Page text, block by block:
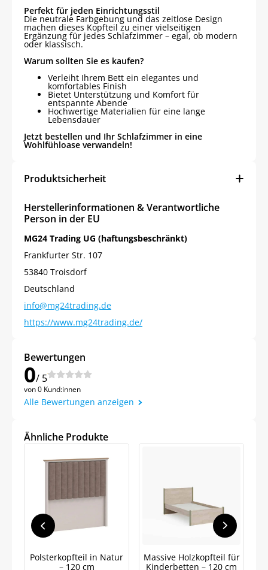
Perfekt für jeden Einrichtungsstil
Die neutrale Farbgebung und das zeitlose Design
machen dieses Kopfteil zu einer vielseitigen
Ergänzung für jedes Schlafzimmer – egal, ob modern
oder klassisch.
Warum sollten Sie es kaufen?
Verleiht Ihrem Bett ein elegantes und
komfortables Finish
Bietet Unterstützung und Komfort für
entspannte Abende
Hochwertige Materialien für eine lange
Lebensdauer
Jetzt bestellen und Ihr Schlafzimmer in eine
Wohlfühloase verwandeln!
Produktsicherheit
Herstellerinformationen & Verantwortliche
Person in der EU
MG24 Trading UG (haftungsbeschränkt)
Frankfurter Str. 107
53840 Troisdorf
Deutschland
info@mg24trading.de
https://www.mg24trading.de/
Bewertungen
0/ 5
von 0 Kund:innen
Alle Bewertungen anzeigen
Ähnliche Produkte
Polsterkopfteil in Natur
– 120 cm
Massive Holzkopfteil für
Kinderbetten – 120 cm
auf Ihre erste Bestellung sichern!